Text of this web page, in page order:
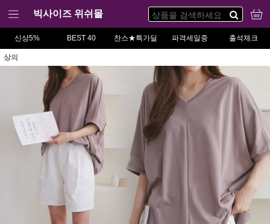
빅사이즈 위쉬몰
신상5% BEST 40 찬스★특가딜 파격세일중 출석체크
상의